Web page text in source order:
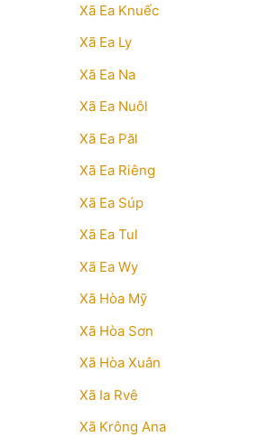
Xã Ea Knuếc
Xã Ea Ly
Xã Ea Na
Xã Ea Nuôl
Xã Ea Păl
Xã Ea Riêng
Xã Ea Súp
Xã Ea Tul
Xã Ea Wy
Xã Hòa Mỹ
Xã Hòa Sơn
Xã Hòa Xuân
Xã Ia Rvê
Xã Krông Ana